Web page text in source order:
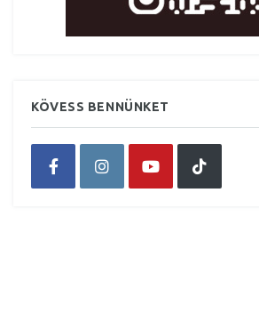
KÖVESS BENNÜNKET